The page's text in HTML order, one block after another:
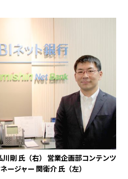
剛 氏（右） 営業企画部コンテンツ
ージャー 関衛介 氏（左）